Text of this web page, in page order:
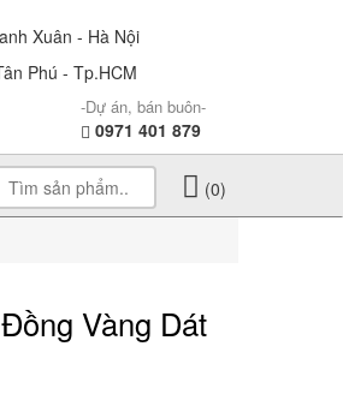
Xuân - Hà Nội
Phú - Tp.HCM
-Dự án, bán buôn-
0971 401 879
(0)
Vàng Dát